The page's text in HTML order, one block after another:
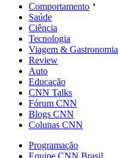
Comportamento
Saúde
Ciência
Tecnologia
Viagem & Gastronomia
Review
Auto
Educação
CNN Talks
Fórum CNN
Blogs CNN
Colunas CNN
Programação
Equipe CNN Brasil